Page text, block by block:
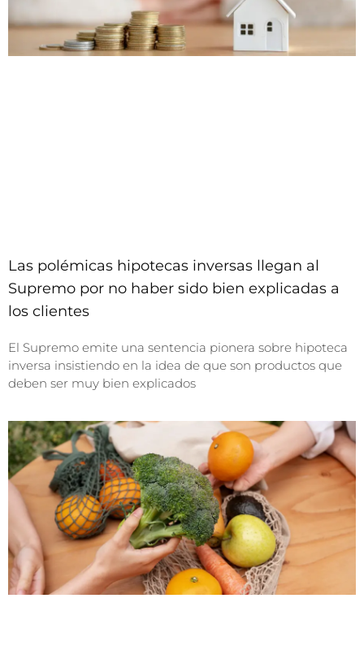
Las polémicas hipotecas inversas llegan al
Supremo por no haber sido bien explicadas a
los clientes
El Supremo emite una sentencia pionera sobre hipoteca
inversa insistiendo en la idea de que son productos que
deben ser muy bien explicados